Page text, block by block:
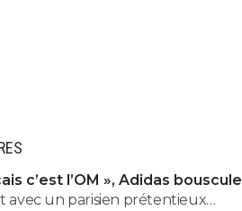
c’est l’OM », Adidas
avec un parisien prétentieux